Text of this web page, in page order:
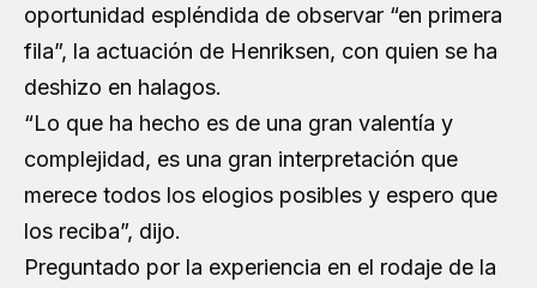
oportunidad espléndida de observar “en primera
fila”, la actuación de Henriksen, con quien se ha
deshizo en halagos.
“Lo que ha hecho es de una gran valentía y
complejidad, es una gran interpretación que
merece todos los elogios posibles y espero que
los reciba”, dijo.
Preguntado por la experiencia en el rodaje de la